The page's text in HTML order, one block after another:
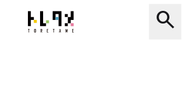
search